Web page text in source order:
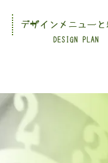
DESIGN PLAN
デザインメニューと